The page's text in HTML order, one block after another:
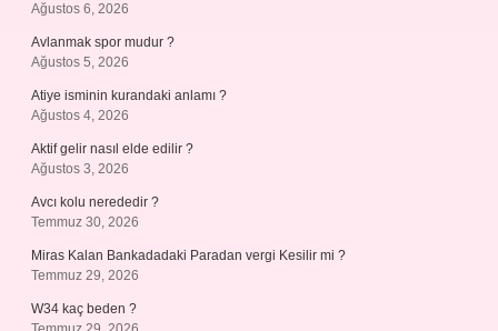
Ağustos 6, 2026
Avlanmak spor mudur ?
Ağustos 5, 2026
Atiye isminin kurandaki anlamı ?
Ağustos 4, 2026
Aktif gelir nasıl elde edilir ?
Ağustos 3, 2026
Avcı kolu nerededir ?
Temmuz 30, 2026
Miras Kalan Bankadadaki Paradan vergi Kesilir mi ?
Temmuz 29, 2026
W34 kaç beden ?